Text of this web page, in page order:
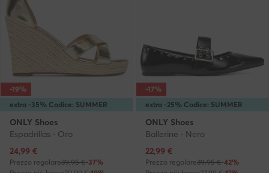
extra -35% Codice: SUMMER
-19%
ONLY Shoes
Espadrillas · Oro
Prezzo attuale
24,99 €
Prezzo regolare39,95 €-37%
extra -25% Codice: SUMMER
-17%
ONLY Shoes
Ballerine · Nero
Prezzo attuale
22,99 €
Prezzo regolare39,95 €-42%